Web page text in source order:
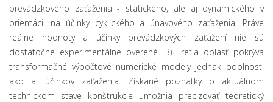
prevádzkového zaťaženia - statického, ale aj dynamického v
orientácii na účinky cyklického a únavového zaťaženia. Práve
reálne hodnoty a účinky prevádzkových zaťažení nie sú
dostatočne experimentálne overené. 3) Tretia oblasť pokrýva
transformačné výpočtové numerické modely jednak odolnosti
ako aj účinkov zaťaženia. Získané poznatky o aktuálnom
technickom stave konštrukcie umožnia precizovať teoretický